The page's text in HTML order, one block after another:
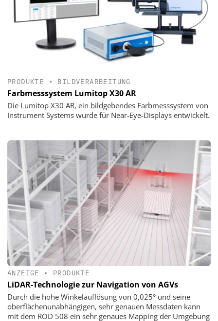
PRODUKTE • BILDVERARBEITUNG
Farbmesssystem Lumitop X30 AR
Die Lumitop X30 AR, ein bildgebendes Farbmesssystem von
Instrument Systems wurde für Near-Eye-Displays entwickelt.
ANZEIGE • PRODUKTE
LiDAR-Technologie zur Navigation von AGVs
Durch die hohe Winkelauflösung von 0,025° und seine
oberflächenunabhängigen, sehr genauen Messdaten kann
mit dem ROD 508 ein sehr genaues Mapping der Umgebung